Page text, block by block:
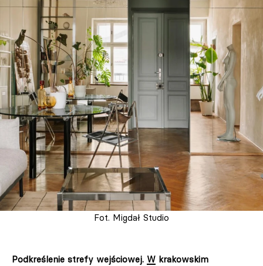
Fot. Migdał Studio
Podkreślenie strefy wejściowej. W krakowskim